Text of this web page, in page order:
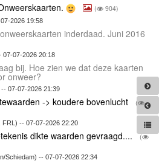
( 904)
2026 19:58
inderdaad. Juni 2016
07-07-2026 20:18
bij. Hoe zien we dat deze kaarten
onweer?
07-07-2026 21:39
-> koudere bovenlucht
(
FRL) -- 07-07-2026 22:20
dikte waarden gevraagd....
(
Schiedam) -- 07-07-2026 22:34